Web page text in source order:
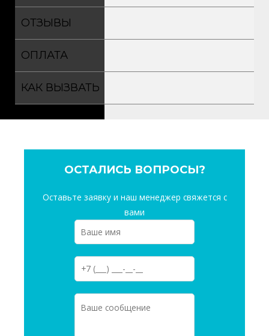
ОТЗЫВЫ
ОПЛАТА
КАК ВЫЗВАТЬ
ОСТАЛИСЬ ВОПРОСЫ?
Оставьте заявку и наш менеджер свяжется с
вами